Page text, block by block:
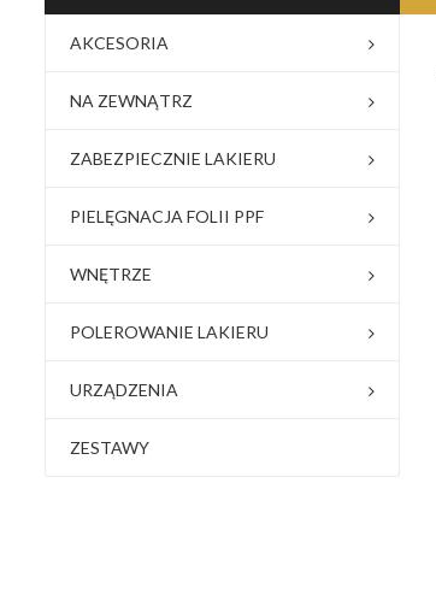
AKCESORIA
NA ZEWNĄTRZ
ZABEZPIECZNIE LAKIERU
PIELĘGNACJA FOLII PPF
WNĘTRZE
POLEROWANIE LAKIERU
URZĄDZENIA
ZESTAWY